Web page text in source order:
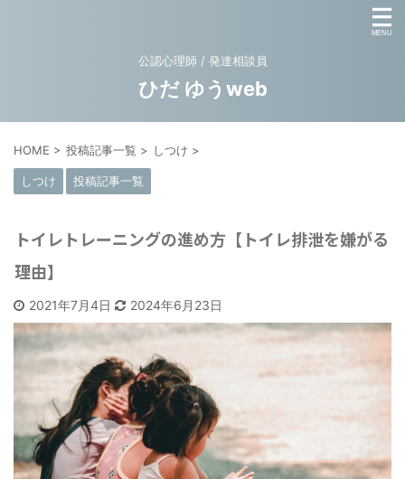
公認心理師 / 発達相談員
ひだ ゆうweb
HOME > 投稿記事一覧 > しつけ >
しつけ 投稿記事一覧
トイレトレーニングの進め方【トイレ排泄を嫌がる
理由】
2021年7月4日 2024年6月23日